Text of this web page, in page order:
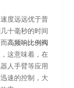
度远远优于普
十毫秒的时间
高频响比例阀
这意味着，在
人手臂等应用
速的控制，大